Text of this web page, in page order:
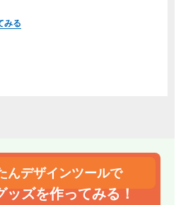
みる
んデザインツールで
ッズを作ってみる！